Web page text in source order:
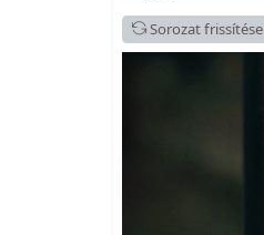
Sorozat frissítése